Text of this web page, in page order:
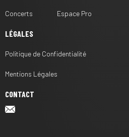
Concerts Espace Pro
LÉGALES
Politique de Confidentialité
Mentions Légales
CONTACT